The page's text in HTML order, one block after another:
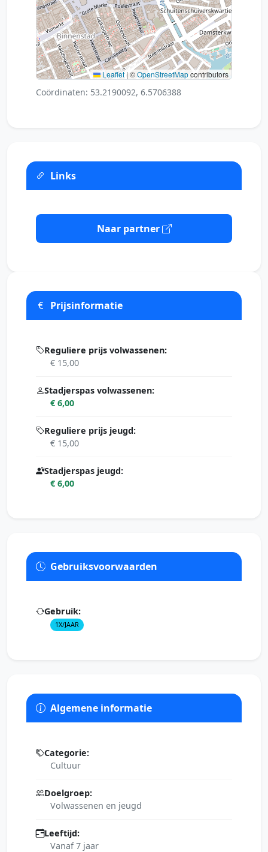
Leaflet | ©OpenStreetMapcontributors
Coördinaten: 53.2190092, 6.5706388
Links
Naar partner
Prijsinformatie
Reguliere prijs volwassenen:
€ 15,00
Stadjerspas volwassenen:
€ 6,00
Reguliere prijs jeugd:
€ 15,00
Stadjerspas jeugd:
€ 6,00
Gebruiksvoorwaarden
Gebruik:
1X/JAAR
Algemene informatie
Categorie:
Cultuur
Doelgroep:
Volwassenen en jeugd
Leeftijd:
Vanaf 7 jaar